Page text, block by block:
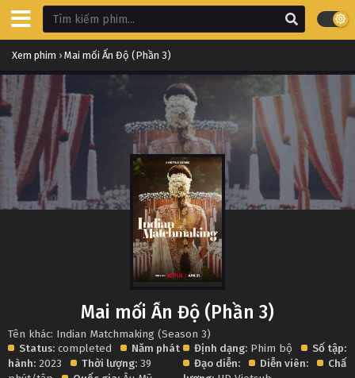
Xem phim › Mai mối Ấn Độ (Phần 3)
Mai mối Ấn Độ (Phần 3)
Tên khác: Indian Matchmaking (Season 3)
Status: completed
Năm phát
hành: 2023 Thời lượng: 39
Định dạng: Phim bộ Số tập:
Đạo diễn:
Diễn viên:
Chất